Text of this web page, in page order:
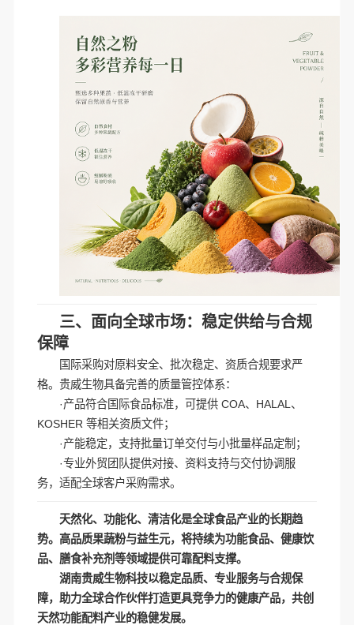
三、面向全球市场：稳定供给与合规
保障
国际采购对原料安全、批次稳定、资质合规要求严
格。贵威生物具备完善的质量管控体系：
·产品符合国际食品标准，可提供 COA、HALAL、
KOSHER 等相关资质文件；
·产能稳定，支持批量订单交付与小批量样品定制；
·专业外贸团队提供对接、资料支持与交付协调服
务，适配全球客户采购需求。
天然化、功能化、清洁化是全球食品产业的长期趋
势。高品质果蔬粉与益生元，将持续为功能食品、健康饮
品、膳食补充剂等领域提供可靠配料支撑。
湖南贵威生物科技以稳定品质、专业服务与合规保
障，助力全球合作伙伴打造更具竞争力的健康产品，共创
天然功能配料产业的稳健发展。